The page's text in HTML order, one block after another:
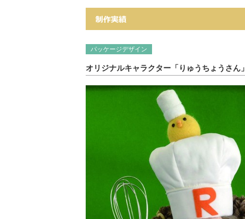
パッケージデザイン
オリジナルキャラクター「りゅうちょうさん」